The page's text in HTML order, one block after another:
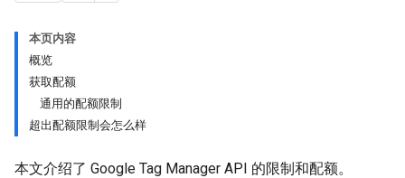
本页内容
概览
获取配额
通用的配额限制
超出配额限制会怎么样
本文介绍了 Google Tag Manager API 的限制和配额。